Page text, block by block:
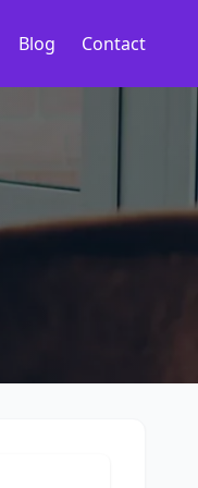
Blog Contact